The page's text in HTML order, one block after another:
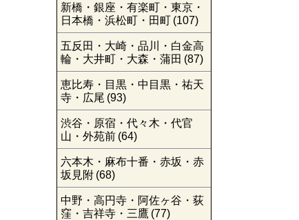
新橋・銀座・有楽町・東京・
日本橋・浜松町・田町 (107)
五反田・大崎・品川・白金高
輪・大井町・大森・蒲田 (87)
恵比寿・目黒・中目黒・祐天
寺・広尾 (93)
渋谷・原宿・代々木・代官
山・外苑前 (64)
六本木・麻布十番・赤坂・赤
坂見附 (68)
中野・高円寺・阿佐ヶ谷・荻
窪・吉祥寺・三鷹 (77)